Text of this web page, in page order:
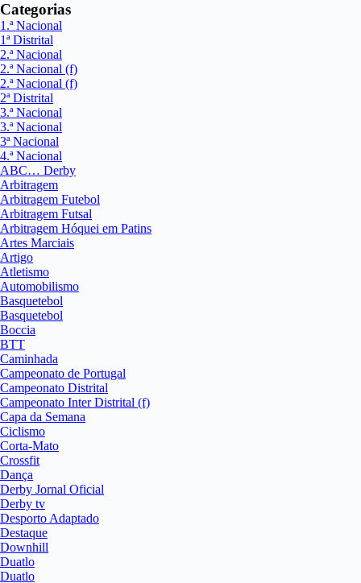
Categorias
1.ª Nacional
1ª Distrital
2.ª Nacional
2.ª Nacional (f)
2.ª Nacional (f)
2ª Distrital
3.ª Nacional
3.ª Nacional
3ª Nacional
4.ª Nacional
ABC… Derby
Arbitragem
Arbitragem Futebol
Arbitragem Futsal
Arbitragem Hóquei em Patins
Artes Marciais
Artigo
Atletismo
Automobilismo
Basquetebol
Basquetebol
Boccia
BTT
Caminhada
Campeonato de Portugal
Campeonato Distrital
Campeonato Inter Distrital (f)
Capa da Semana
Ciclismo
Corta-Mato
Crossfit
Dança
Derby Jornal Oficial
Derby tv
Desporto Adaptado
Destaque
Downhill
Duatlo
Duatlo